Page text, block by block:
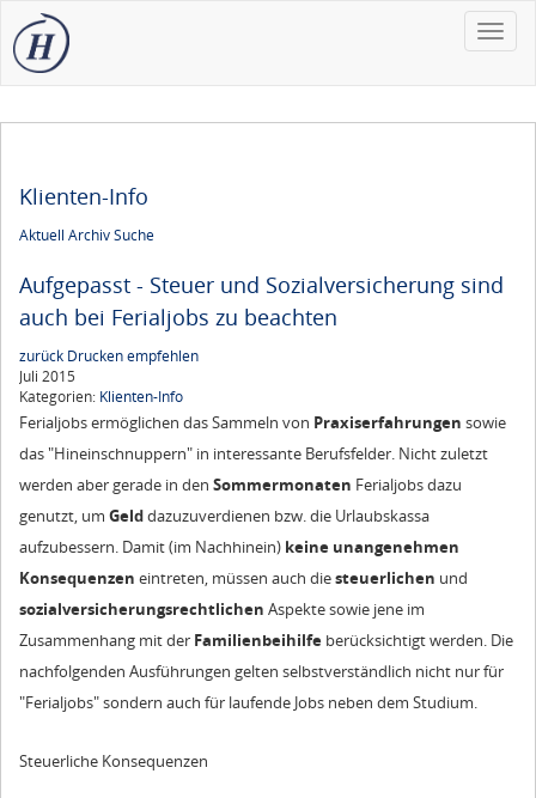
Toggle
Klienten-Info
Aktuell ArchivSuche
Aufgepasst - Steuer und Sozialversicherung sind
auch bei Ferialjobs zu beachten
zurück Druckenempfehlen
Juli 2015
Kategorien: Klienten-Info
Ferialjobs ermöglichen das Sammeln von Praxiserfahrungen sowie
das "Hineinschnuppern" in interessante Berufsfelder. Nicht zuletzt
werden aber gerade in den Sommermonaten Ferialjobs dazu
genutzt, um Gelddazuzuverdienen bzw. die Urlaubskassa
aufzubessern. Damit (im Nachhinein) keine unangenehmen
Konsequenzen eintreten, müssen auch diesteuerlichen und
sozialversicherungsrechtlichen Aspekte sowie jene im
Zusammenhang mit der Familienbeihilfe berücksichtigt werden. Die
nachfolgenden Ausführungen gelten selbstverständlich nicht nur für
"Ferialjobs" sondern auch für laufende Jobs neben dem Studium.
Steuerliche Konsequenzen